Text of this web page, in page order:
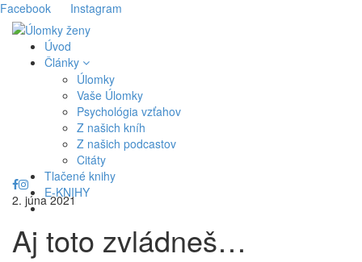
Facebook Instagram
Úvod
Články
Úlomky
Vaše Úlomky
Psychológia vzťahov
Z našich kníh
Z našich podcastov
Citáty
Tlačené knihy
E-KNIHY
2. júna 2021
Aj toto zvládneš…